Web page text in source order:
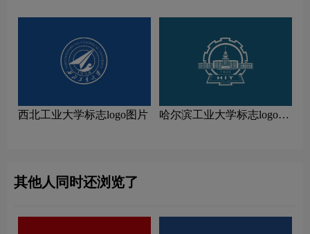
西北工业大学标志logo图片
哈尔滨工业大学标志logo图
其他人同时还浏览了